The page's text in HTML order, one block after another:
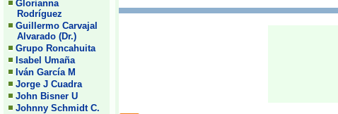
Glorianna
Rodríguez
Guillermo Carvajal
Alvarado (Dr.)
Grupo Roncahuita
Isabel Umaña
Iván García M
Jorge J Cuadra
John Bisner U
Johnny Schmidt C.